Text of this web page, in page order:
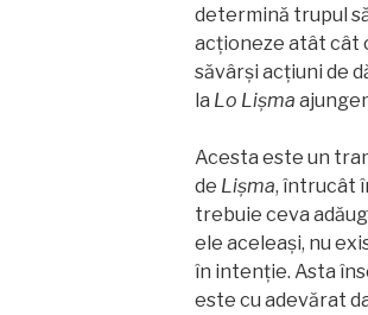
determină trupul
acționeze atât cât
săvârşi acţiuni de
la Lo Lişma
Acesta este un
de Lişma, întrucât
trebuie ceva
ele aceleași, nu
în intenție. Asta
este cu adevărat